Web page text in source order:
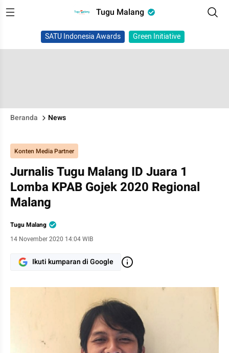
Tugu Malang
SATU Indonesia Awards Green Initiative
Beranda News
Konten Media Partner
Jurnalis Tugu Malang ID Juara 1
Lomba KPAB Gojek 2020 Regional
Malang
Tugu Malang
14 November 2020 14:04 WIB
Ikuti kumparan di Google